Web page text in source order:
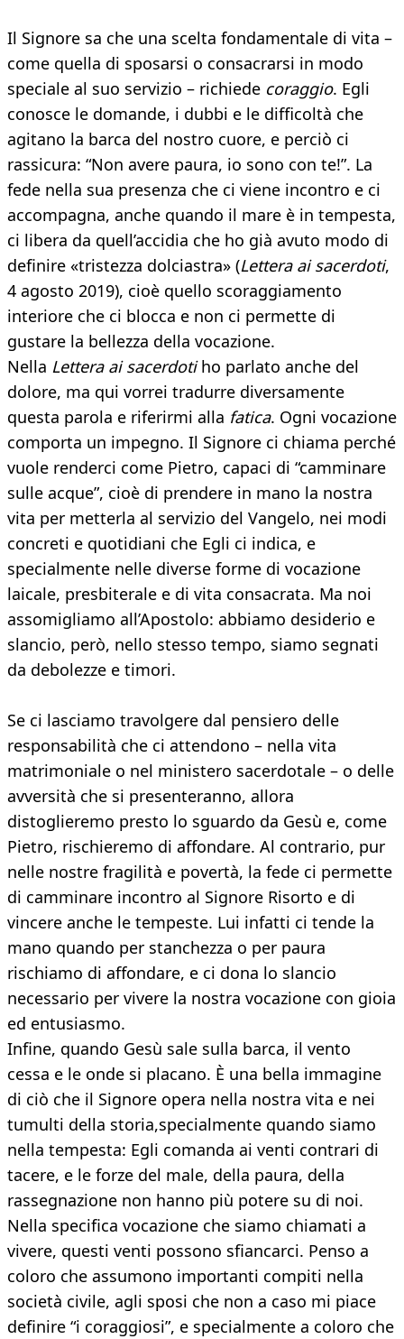
Il Signore sa che una scelta fondamentale di vita –
come quella di sposarsi o consacrarsi in modo
speciale al suo servizio – richiede coraggio. Egli
conosce le domande, i dubbi e le difficoltà che
agitano la barca del nostro cuore, e perciò ci
rassicura: “Non avere paura, io sono con te!”. La
fede nella sua presenza che ci viene incontro e ci
accompagna, anche quando il mare è in tempesta,
ci libera da quell’accidia che ho già avuto modo di
definire «tristezza dolciastra» (Lettera ai sacerdoti,
4 agosto 2019), cioè quello scoraggiamento
interiore che ci blocca e non ci permette di
gustare la bellezza della vocazione.
Nella Lettera ai sacerdotiho parlato anche del
dolore, ma qui vorrei tradurre diversamente
questa parola e riferirmi alla fatica. Ogni vocazione
comporta un impegno. Il Signore ci chiama perché
vuole renderci come Pietro, capaci di “camminare
sulle acque”, cioè di prendere in mano la nostra
vita per metterla al servizio del Vangelo, nei modi
concreti e quotidiani che Egli ci indica, e
specialmente nelle diverse forme di vocazione
laicale, presbiterale e di vita consacrata. Ma noi
assomigliamo all’Apostolo: abbiamo desiderio e
slancio, però, nello stesso tempo, siamo segnati
da debolezze e timori.
Se ci lasciamo travolgere dal pensiero delle
responsabilità che ci attendono – nella vita
matrimoniale o nel ministero sacerdotale – o delle
avversità che si presenteranno, allora
distoglieremo presto lo sguardo da Gesù e, come
Pietro, rischieremo di affondare. Al contrario, pur
nelle nostre fragilità e povertà, la fede ci permette
di camminare incontro al Signore Risorto e di
vincere anche le tempeste. Lui infatti ci tende la
mano quando per stanchezza o per paura
rischiamo di affondare, e ci dona lo slancio
necessario per vivere la nostra vocazione con gioia
ed entusiasmo.
Infine, quando Gesù sale sulla barca, il vento
cessa e le onde si placano. È una bella immagine
di ciò che il Signore opera nella nostra vita e nei
tumulti della storia,specialmente quando siamo
nella tempesta: Egli comanda ai venti contrari di
tacere, e le forze del male, della paura, della
rassegnazione non hanno più potere su di noi.
Nella specifica vocazione che siamo chiamati a
vivere, questi venti possono sfiancarci. Penso a
coloro che assumono importanti compiti nella
società civile, agli sposi che non a caso mi piace
definire “i coraggiosi”, e specialmente a coloro che